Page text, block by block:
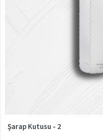
Şarap Kutusu - 2